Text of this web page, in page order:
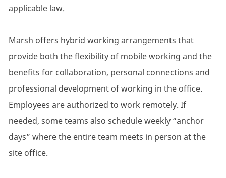
applicable law.
Marsh offers hybrid working arrangements that
provide both the flexibility of mobile working and the
benefits for collaboration, personal connections and
professional development of working in the office.
Employees are authorized to work remotely. If
needed, some teams also schedule weekly “anchor
days” where the entire team meets in person at the
site office.